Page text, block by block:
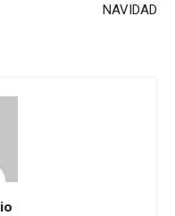
NAVIDAD